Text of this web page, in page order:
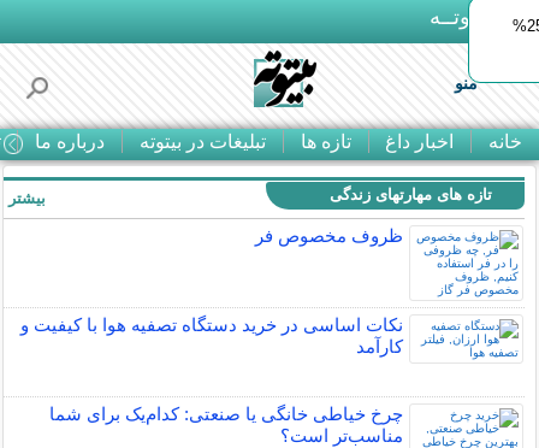
بـیتوتــه
منو
خانه اخبار داغ تازه ها تبلیغات در بیتوته درباره ما
ایمپلنت اقساطی با ضمانت مادام‌العمر+ 25%
تازه های مهارتهای زندگی
ظروف مخصوص فر
نکات اساسی در خرید دستگاه تصفیه هوا با کیفیت و
کارآمد
چرخ خیاطی خانگی یا صنعتی: کدام‌یک برای شما
مناسب‌تر است؟
بیشتر